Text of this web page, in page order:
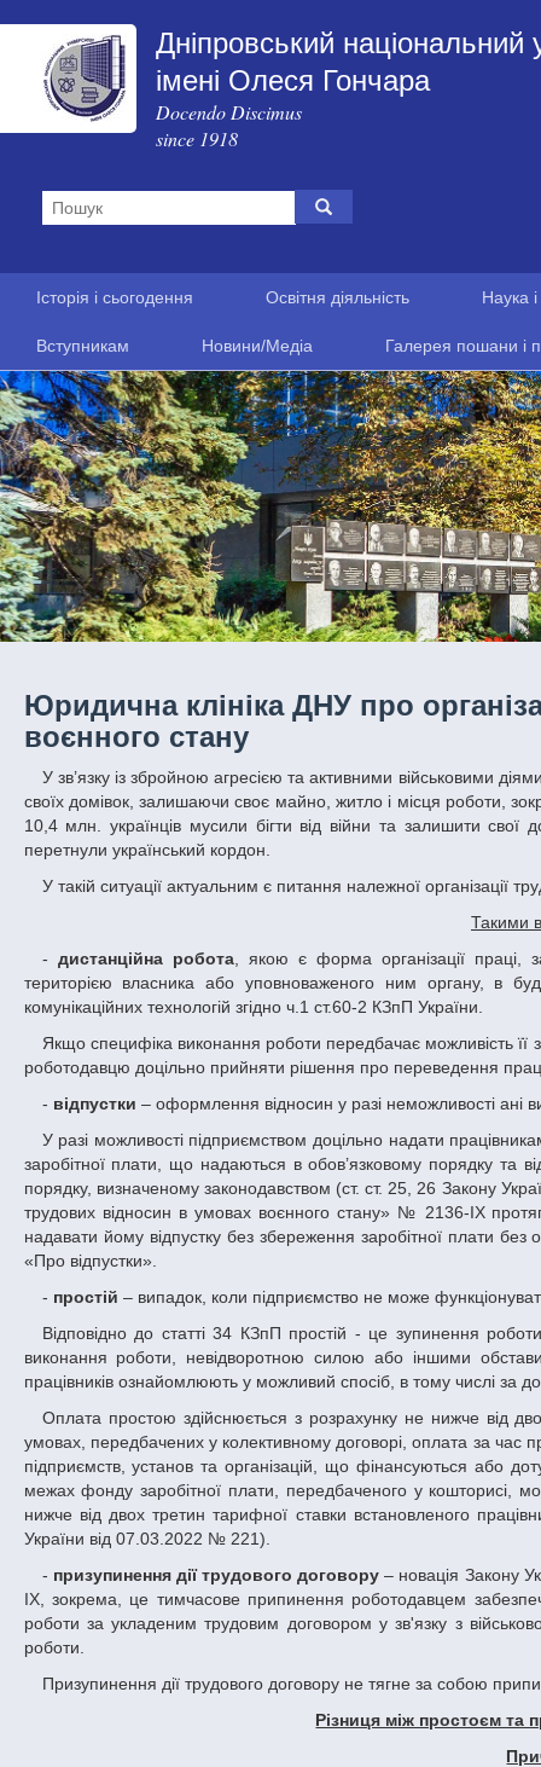
Дніпровський національний
імені Олеся Гончара
Docendo Discimus
since 1918
Історія і сьогодення Освітня діяльність Наука
Вступникам Новини/Медіа Галерея пошани і
Юридична клініка ДНУ про
воєнного стану
У зв’язку із збройною агресією та активними військовими діями з боку росії відносно України, багато з наших громадян змушені були тікати з
своїх домівок, залишаючи своє майно, житло і місця роботи,
10,4 млн. українців мусили бігти від війни та залишити
перетнули український кордон.
У такій ситуації актуальним є питання належної організації
Такими
дистанційна робота, якою є форма організації праці,
територією власника або уповноваженого ним органу, в
комунікаційних технологій згідно ч.1 ст.60-2 КЗпП України.
Якщо специфіка виконання роботи передбачає можливість її здійснення віддалено, за допомогою інформаційно-комунікаційних технологій,
роботодавцю доцільно прийняти рішення про переведення
відпустки – оформлення відносин у разі неможливості ані
У разі можливості підприємством доцільно надати працівникам оплачувані відпустки (щорічні, соціальні), а також відпустки без збереження
заробітної плати, що надаються в обов’язковому порядку та
порядку, визначеному законодавством (ст. ст. 25, 26 Закону
трудових відносин в умовах воєнного стану» № 2136-ІХ
надавати йому відпустку без збереження заробітної плати
«Про відпустки».
простій – випадок, коли підприємство не може
Відповідно до статті 34 КЗпП простій - це зупинення роботи, викликане відсутністю організаційних або технічних умов, необхідних для
виконання роботи, невідворотною силою або іншими
працівників ознайомлюють у можливий спосіб, в тому числі за
Оплата простою здійснюється з розрахунку не нижче від двох третин тарифної ставки встановленого працівникові розряду (окладу). На
умовах, передбачених у колективному договорі, оплата за час
підприємств, установ та організацій, що фінансуються або
межах фонду заробітної плати, передбаченого у кошторисі,
нижче від двох третин тарифної ставки встановленого
України від 07.03.2022 № 221).
призупинення дії трудового договору – новація Закону
ІХ, зокрема, це тимчасове припинення роботодавцем
роботи за укладеним трудовим договором у зв'язку з
роботи.
Призупинення дії трудового договору не тягне за собою
Різниця між простоєм та